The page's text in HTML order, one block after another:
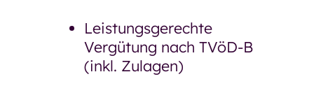
Ausschreibungen und
Bekanntmachungen
Leistungsgerechte
Vergütung nach TVöD-B
(inkl. Zulagen)